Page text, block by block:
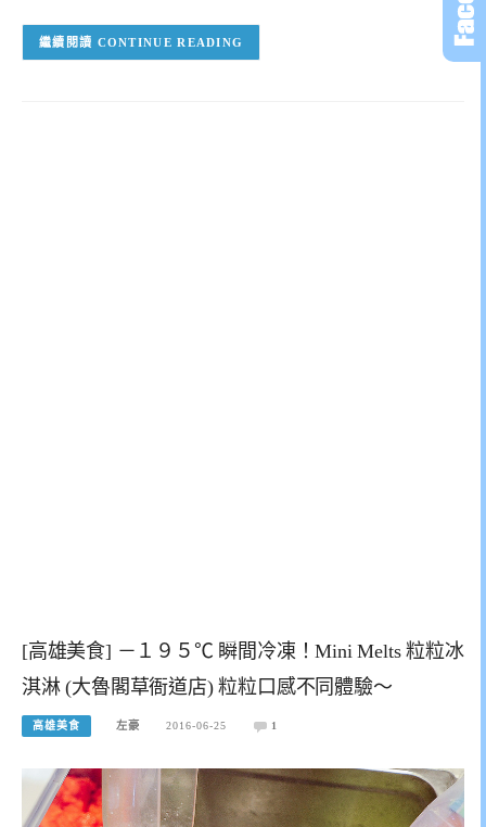
CONTINUE READING
[高雄美食] －１９５℃ 瞬間冷凍！Mini Melts 粒粒冰
淇淋 (大魯閣草衙道店) 粒粒口感不同體驗～
高雄美食 左豪 2016-06-25 1